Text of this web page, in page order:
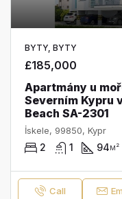
BYTY, BYTY
£185,000
Apartmány u
Severním Kypru
Beach SA-2301
İskele, 99850, Kypr
2 1 94м²
Call